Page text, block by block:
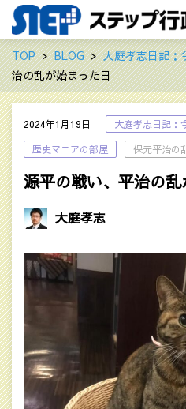
TOP BLOG 大庭孝志日記：
治の乱が始まった日
2024年1月19日
大庭孝志日記：
歴史マニアの部屋
保元平治の
源平の戦い、平治の
大庭孝志